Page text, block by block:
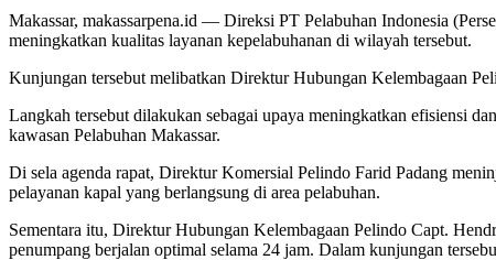
Makassar, makassarpena.id — Direksi PT Pelabuhan Indonesia
meningkatkan kualitas layanan kepelabuhanan di wilayah tersebut.
Kunjungan tersebut melibatkan Direktur Hubungan Kelembagaan
Langkah tersebut dilakukan sebagai upaya meningkatkan efisiensi
kawasan Pelabuhan Makassar.
Di sela agenda rapat, Direktur Komersial Pelindo Farid Padang
pelayanan kapal yang berlangsung di area pelabuhan.
Sementara itu, Direktur Hubungan Kelembagaan Pelindo Capt.
penumpang berjalan optimal selama 24 jam. Dalam kunjungan